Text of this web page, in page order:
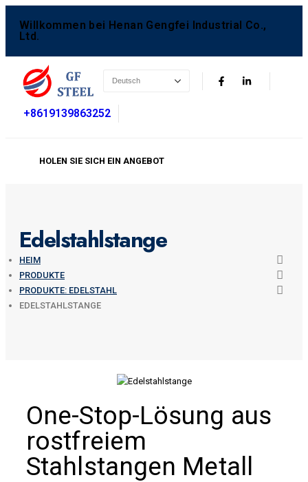
Willkommen bei Henan Gengfei Industrial Co.,
Ltd.
+8619139863252
HOLEN SIE SICH EIN ANGEBOT
Edelstahlstange
HEIM
PRODUKTE
PRODUKTE: EDELSTAHL
EDELSTAHLSTANGE
One-Stop-Lösung aus
rostfreiem
Stahlstangen Metall